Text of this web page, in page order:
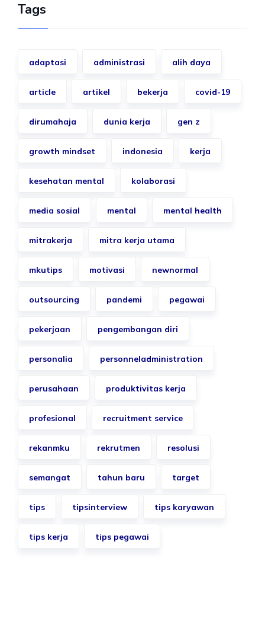
Tags
adaptasi administrasi alih daya
article artikel bekerja covid-19
dirumahaja dunia kerja gen z
growth mindset indonesia kerja
kesehatan mental kolaborasi
media sosial mental mental health
mitrakerja mitra kerja utama
mkutips motivasi newnormal
outsourcing pandemi pegawai
pekerjaan pengembangan diri
personalia personneladministration
perusahaan produktivitas kerja
profesional recruitment service
rekanmku rekrutmen resolusi
semangat tahun baru target
tips tipsinterview tips karyawan
tips kerja tips pegawai